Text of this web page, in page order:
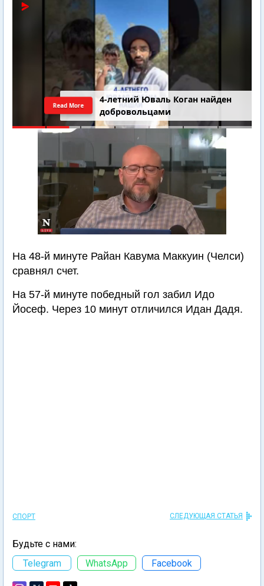
4-летний Юваль Коган найден
добровольцами
Read More
На 48-й минуте Райан Кавума Маккуин (Челси)
сравнял счет.
На 57-й минуте победный гол забил Идо
Йосеф. Через 10 минут отличился Идан Дадя.
СПОРТ СЛЕДУЮЩАЯ СТАТЬЯ
Будьте с нами:
Telegram
WhatsApp Facebook